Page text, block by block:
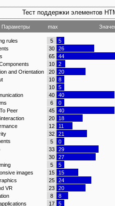
40
18
11
21
0
29
27
15
24
20
8
5
0
2
40
5
8
20
44
26
5
Параметры
rules
and Orientation
Peer
images
VR
max
5
30
65
20
10
10
40
45
20
12
32
5
33
30
15
25
23
8
17
6
10
5 5
Тест поддержки элементов